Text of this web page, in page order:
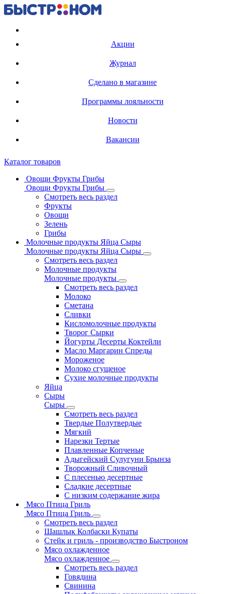
Акции
Журнал
Сделано в магазине
Программы лояльности
Новости
Вакансии
Каталог товаров
Овощи Фрукты Грибы
Овощи Фрукты Грибы
Смотреть весь раздел
Фрукты
Овощи
Зелень
Грибы
Молочные продукты Яйца Сыры
Молочные продукты Яйца Сыры
Смотреть весь раздел
Молочные продукты
Молочные продукты
Смотреть весь раздел
Молоко
Сметана
Сливки
Кисломолочные продукты
Творог Сырки
Йогурты Десерты Коктейли
Масло Маргарин Спреды
Мороженое
Молоко сгущеное
Сухие молочные продукты
Яйца
Сыры
Сыры
Смотреть весь раздел
Твердые Полутвердые
Мягкий
Нарезки Тертые
Плавленные Копченые
Адыгейский Сулугуни Брынза
Творожный Сливочный
С плесенью десертные
Сладкие десертные
С низким содержание жира
Мясо Птица Гриль
Мясо Птица Гриль
Смотреть весь раздел
Шашлык Колбаски Купаты
Стейк и гриль - производство Быстроном
Мясо охлажденное
Мясо охлажденное
Смотреть весь раздел
Говядина
Свинина